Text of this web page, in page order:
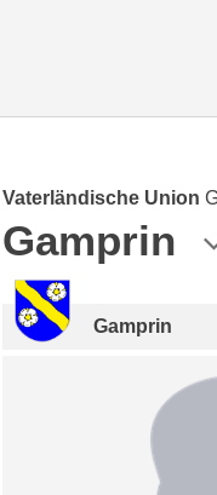
Vaterländische Union
Gamprin
Gamprin